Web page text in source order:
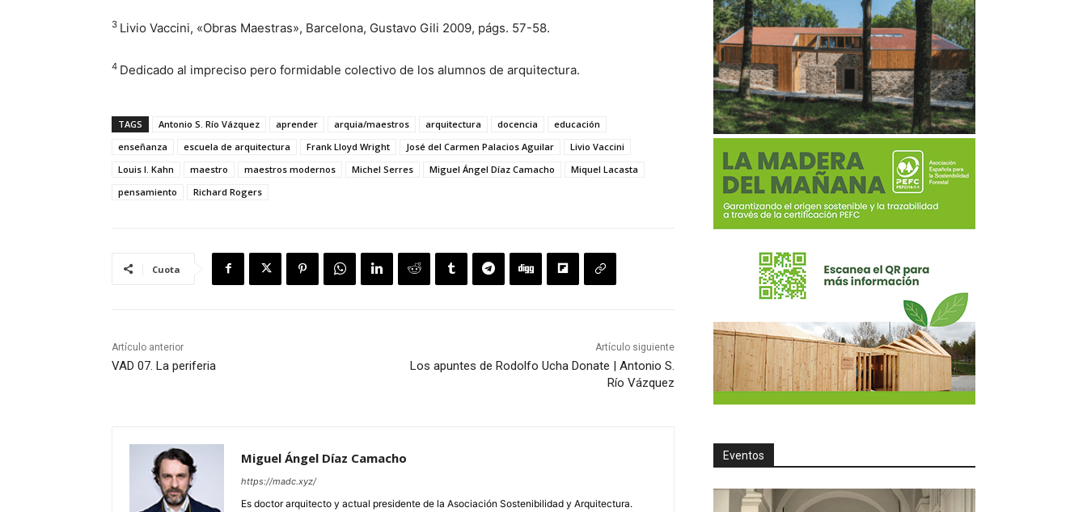
3 Livio Vaccini, «Obras Maestras», Barcelona, Gustavo Gili 2009, págs. 57-58.
4 Dedicado al impreciso pero formidable colectivo de los alumnos de arquitectura.
TAGS Antonio S. Río Vázquez aprender arquia/maestros arquitectura docencia
educación
enseñanza
escuela de arquitectura Frank Lloyd Wright José del Carmen Palacios Aguilar
Livio Vaccini
Louis I. Kahn
maestro maestros modernos Michel Serres Miguel Ángel Díaz Camacho
Miquel Lacasta
pensamiento
Richard Rogers
Cuota
Artículo anterior
VAD 07. La periferia
Artículo siguiente
Los apuntes de Rodolfo Ucha Donate | Antonio S.
Río Vázquez
Miguel Ángel Díaz Camacho
https://madc.xyz/
Es doctor arquitecto y actual presidente de la Asociación Sostenibilidad y Arquitectura.
Eventos